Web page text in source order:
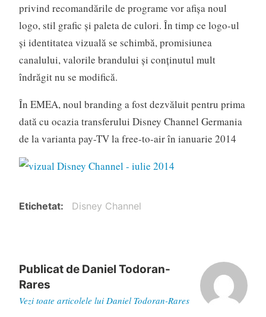
privind recomandările de programe vor afișa noul
logo, stil grafic și paleta de culori. În timp ce logo-ul
și identitatea vizuală se schimbă, promisiunea
canalului, valorile brandului și conținutul mult
îndrăgit nu se modifică.
În EMEA, noul branding a fost dezvăluit pentru prima
dată cu ocazia transferului Disney Channel Germania
de la varianta pay-TV la free-to-air în ianuarie 2014
Etichetat Disney Channel
Publicat de Daniel Todoran-
Rares
Vezi toate articolele lui Daniel Todoran-Rares